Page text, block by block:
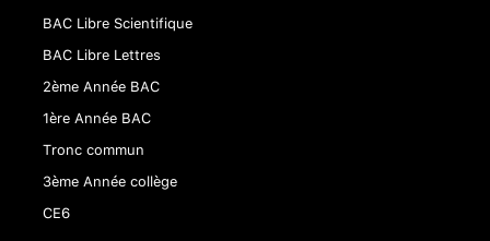
BAC Libre Scientifique
BAC Libre Lettres
2ème Année BAC
1ère Année BAC
Tronc commun
3ème Année collège
CE6